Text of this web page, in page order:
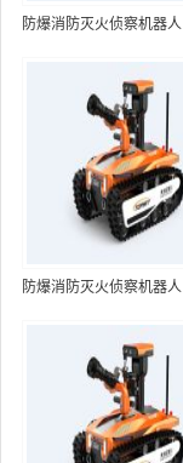
防爆消防灭火侦察机器
MC80BD（第6代）
防爆消防灭火侦察机器
装置+语音控制+跟随功能